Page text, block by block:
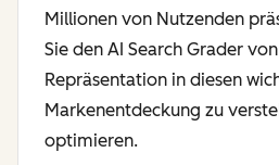
Millionen von Nutzenden
Sie den AI Search Grader
Repräsentation in diesen
Markenentdeckung zu
optimieren.